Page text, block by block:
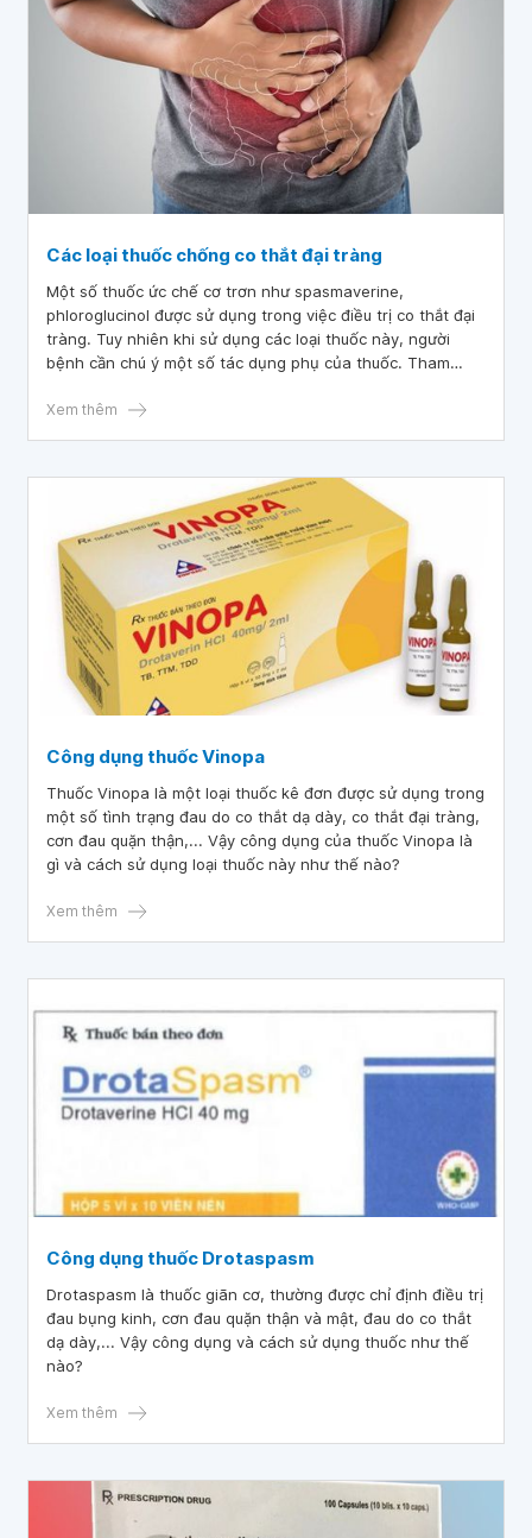
Các loại thuốc chống co thắt đại tràng
Một số thuốc ức chế cơ trơn như spasmaverine,
phloroglucinol được sử dụng trong việc điều trị co thắt đại
tràng. Tuy nhiên khi sử dụng các loại thuốc này, người
bệnh cần chú ý một số tác dụng phụ của thuốc. Tham
hữu ích về loại thuốc trị co thắt đại tràng này.
Xem thêm
Công dụng thuốc Vinopa
Thuốc Vinopa là một loại thuốc kê đơn được sử dụng trong
một số tình trạng đau do co thắt dạ dày, co thắt đại tràng,
cơn đau quặn thận,... Vậy công dụng của thuốc Vinopa là
gì và cách sử dụng loại thuốc này như thế nào?
Xem thêm
Công dụng thuốc Drotaspasm
Drotaspasm là thuốc giãn cơ, thường được chỉ định điều trị
đau bụng kinh, cơn đau quặn thận và mật, đau do co thắt
dạ dày,... Vậy công dụng và cách sử dụng thuốc như thế
nào?
Xem thêm